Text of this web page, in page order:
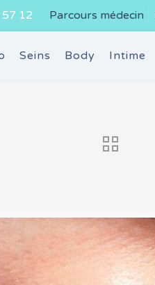
12 Parcours médecin
Seins Body Intime